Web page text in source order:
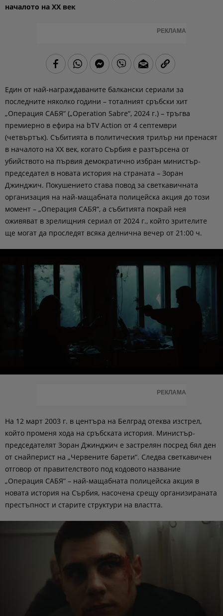
началото на XX век
РЕКЛАМА
Един от най-награждаваните балкански сериали за
последните няколко години – тоталният сръбски хит
„Операция САБЯ“ („Operation Sabre“, 2024 г.) – тръгва
премиерно в ефира на bTV Action от 4 септември
(четвъртък). Събитията в политическия трилър ни пренасят
в началото на XX век, когато Сърбия е разтърсена от
убийството на първия демократично избран министър-
председател в новата история на страната – Зоран
Джинджич. Покушението става повод за светкавичната
организация на най-мащабната полицейска акция до този
момент – „Операция САБЯ“, а събитията покрай нея
оживяват в зрелищния сериал от 2024 г., който зрителите
ще могат да проследят всяка делнична вечер от 21:00 ч.
РЕКЛАМА
На 12 март 2003 г. в центъра на Белград отеква изстрел,
който променя хода на сръбската история. Министър-
председателят Зоран Джинджич е застрелян посред бял ден
от снайперист на „Червените барети“. Следва светкавичен
отговор от правителството под кодовото название
„Операция САБЯ“ – най-мащабната полицейска акция в
новата история на Сърбия, насочена срещу организираната
престъпност и старите структури на властта.